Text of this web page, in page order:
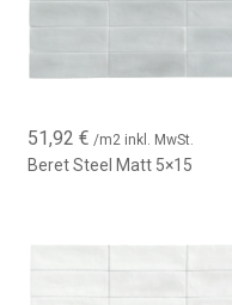
51,92€ /m2 inkl. MwSt.
Beret Steel Matt 5×15